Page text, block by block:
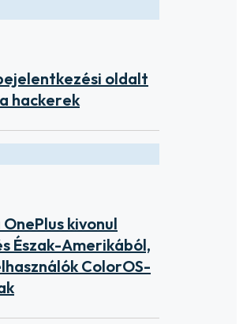
oldalt
hackerek
kivonul
Észak-Amerikából,
ColorOS-